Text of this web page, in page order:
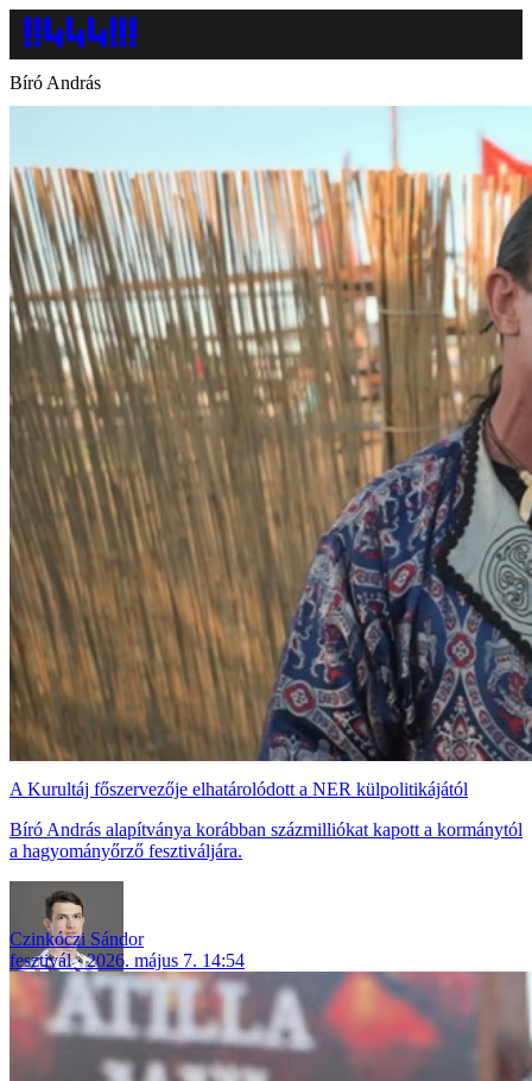
Bíró András
A Kurultáj főszervezője elhatárolódott a NER külpolitikájától
Bíró András alapítványa korábban százmilliókat kapott a kormánytól
a hagyományőrző fesztiváljára.
Czinkóczi Sándor
fesztivál
2026. május 7. 14:54